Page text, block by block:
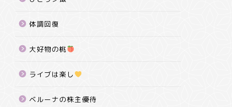
体調回復
大好物の桃
ライブは楽し
ベルーナの株主優待